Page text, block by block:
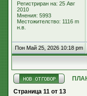
Регистриран на: 25 Авг
2010
Мнения: 5993
Местожителство: 1116 m
н.в.
Пон Май 25, 2026 10:18 pm
Страница 11 от 13